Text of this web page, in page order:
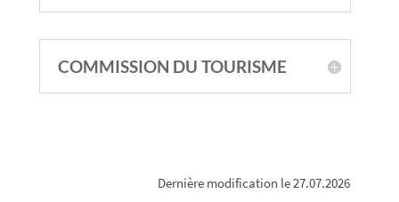
COMMISSION DU TOURISME
Dernière modification le 27.07.2026